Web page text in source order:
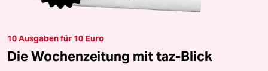
10 Ausgaben für 10 Euro
Die Wochenzeitung mit taz-Blick